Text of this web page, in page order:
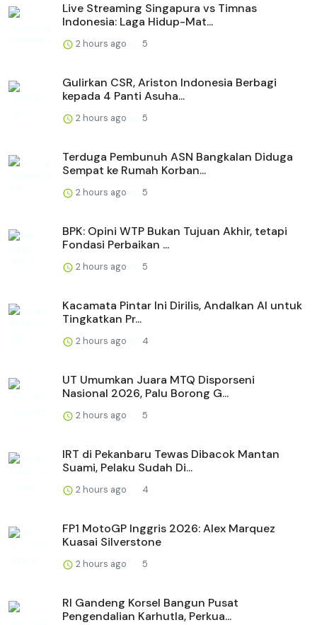
Live Streaming Singapura vs Timnas
Indonesia: Laga Hidup-Mat...
2 hours ago 5
Gulirkan CSR, Ariston Indonesia Berbagi
kepada 4 Panti Asuha...
2 hours ago 5
Terduga Pembunuh ASN Bangkalan Diduga
Sempat ke Rumah Korban...
2 hours ago 5
BPK: Opini WTP Bukan Tujuan Akhir, tetapi
Fondasi Perbaikan ...
2 hours ago 5
Kacamata Pintar Ini Dirilis, Andalkan AI untuk
Tingkatkan Pr...
2 hours ago 4
UT Umumkan Juara MTQ Disporseni
Nasional 2026, Palu Borong G...
2 hours ago 5
IRT di Pekanbaru Tewas Dibacok Mantan
Suami, Pelaku Sudah Di...
2 hours ago 4
FP1 MotoGP Inggris 2026: Alex Marquez
Kuasai Silverstone
2 hours ago 5
RI Gandeng Korsel Bangun Pusat
Pengendalian Karhutla, Perkua...